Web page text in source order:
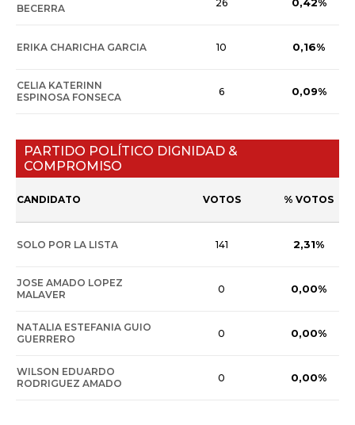
BECERRA
26
ERIKA CHARICHA GARCIA 10 0,16%
CELIA KATERINN
ESPINOSA FONSECA
6 0,09%
PARTIDO POLÍTICO DIGNIDAD &
COMPROMISO
CANDIDATO VOTOS % VOTOS
SOLO POR LA LISTA 141 2,31%
JOSE AMADO LOPEZ
MALAVER
0 0,00%
NATALIA ESTEFANIA GUIO
GUERRERO
0 0,00%
WILSON EDUARDO
RODRIGUEZ AMADO
0 0,00%